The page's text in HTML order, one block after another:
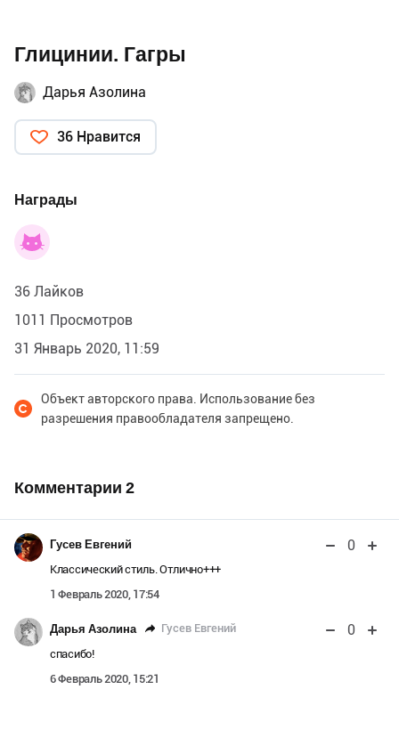
Глицинии. Гагры
Дарья Азолина
36 Нравится
Награды
36 Лайков
1011 Просмотров
31 Январь 2020, 11:59
Объект авторского права. Использование без
разрешения правообладателя запрещено.
Комментарии 2
Гусев Евгений 0
Классический стиль. Отлично+++
1 Февраль 2020, 17:54
Дарья Азолина Гусев Евгений 0
спасибо!
6 Февраль 2020, 15:21